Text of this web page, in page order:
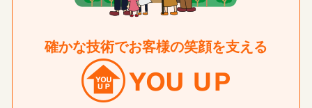
確かな技術でお客様の笑顔を支える